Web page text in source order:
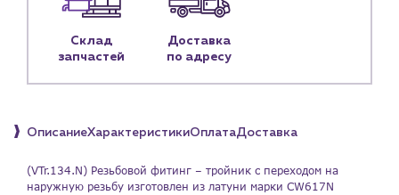
+7 (918) 070-19-79
Пн – пт: 9:00 – 18:00
sales@profpotok.ru
Склад
запчастей
Доставка
по адресу
ОписаниеХарактеристикиОплатаДоставка
(VTr.134.N) Резьбовой фитинг – тройник с переходом на
наружную резьбу изготовлен из латуни марки CW617N